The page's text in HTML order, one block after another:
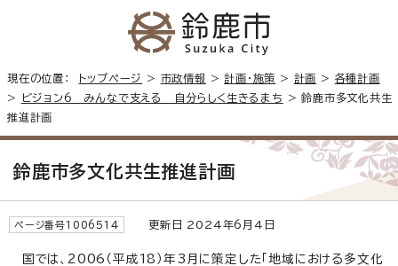
現在の位置： トップページ > 市政情報 >計画・施策 > 計画 > 各種計画
>
ビジョン6 みんなで支える 自分らしく生きるまち
> 鈴鹿市多文化共生
推進計画
鈴鹿市多文化共生推進計画
ページ番号1006514 更新日 2024年6月4日
国では、2006（平成18）年3月に策定した「地域における多文化